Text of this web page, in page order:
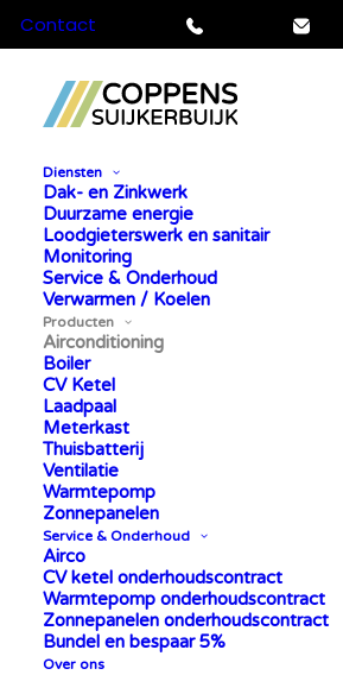
Contact Telefoon Mail
Diensten
Dak- en Zinkwerk
Duurzame energie
Loodgieterswerk en sanitair
Monitoring
Service & Onderhoud
Verwarmen / Koelen
Producten
Airconditioning
Boiler
CV Ketel
Laadpaal
Meterkast
Thuisbatterij
Ventilatie
Warmtepomp
Zonnepanelen
Service & Onderhoud
Airco
CV ketel onderhoudscontract
Warmtepomp onderhoudscontract
Zonnepanelen onderhoudscontract
Bundel en bespaar 5%
Over ons
Home»Producten»
AIRCONDITIONING
Een airco doet tegenwoordig
efficiënt verwarmen. Zo geniet